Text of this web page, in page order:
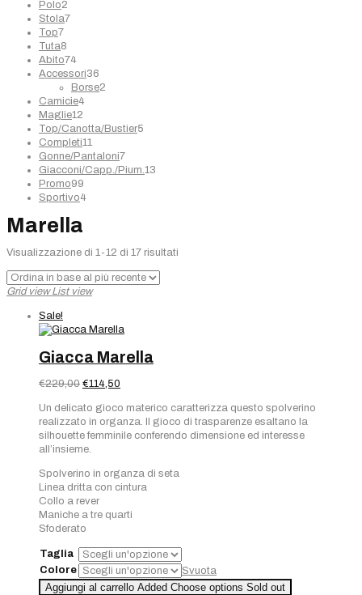
Polo2
prodotti
Stola77
Top77
prodotti
Tuta8
prodotti
Abito74
prodotti
Accessori36
prodotti
Borse2
Camicie4
Maglie12
prodotti
Top/Canotta/Bustier5
Completi11
prodotti
Gonne/Pantaloni77
prodotti
Giacconi/Capp./Pium. 13
Promo99
prodotti
Sportivo4
Marella
Visualizzazione di 1-12 di 17 risultati
Grid view List view
Sale!
Giacca Marella
€229,00 Il
originale
era:
€229,00.
€114,50
attuale
è:
€114,50.
Un delicato gioco materico caratterizza questo spolverino
realizzato in organza. Il gioco di trasparenze esaltano la
silhouette femminile conferendo dimensione ed interesse
all’insieme.
Spolverino in organza di seta
Linea dritta con cintura
Collo a rever
Maniche a tre quarti
Sfoderato
Taglia
Colore
Svuota
Aggiungi al carrello Added Choose options Sold out